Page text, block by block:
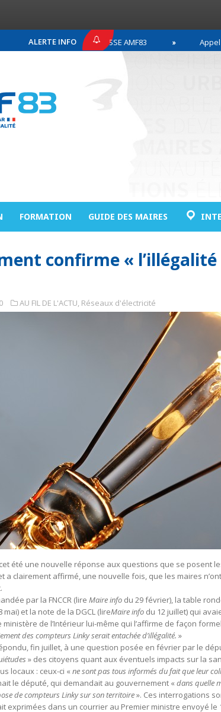
ALERTE INFO
COMMUNIQUÉ DE PRESSE AMF83 Appel de
FORMATION GUIDE DES MAIRES
confirme «
AU FIL DE L'ACTU, Réseaux d'électricité
été une nouvelle réponse aux questions que se posent
a clairement affirmé, une nouvelle fois, que les maires
par la FNCCR (lire Maire info du 29 février), la table
mai) et la note de la DGCL (lireMaire info du 12 juillet) qui
ministère de l’Intérieur lui-même qui l’affirme de façon
des compteurs Linky serait entachée d’illégalité. »
fin juillet, à une question posée en février par le
» des citoyens quant aux éventuels impacts sur la
locaux : ceux-ci « ne sont pas tous informés du fait que leur
le député, qui demandait au gouvernement « dans quelle
de compteurs Linky sur son territoire». Ces interrogations
exprimées dans un courrier au Premier ministre envoyé le